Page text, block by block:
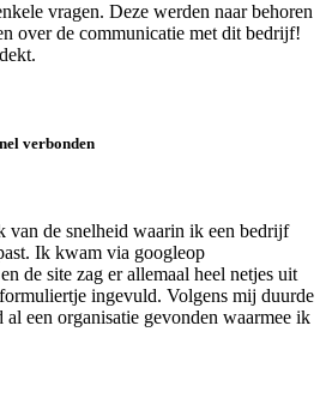
vragen. Deze werden naar behoren
over de communicatie met dit bedrijf!
verbonden
van de snelheid waarin ik een bedrijf
Ik kwam via googleop
de site zag er allemaal heel netjes uit
ingevuld. Volgens mij duurde
een organisatie gevonden waarmee ik